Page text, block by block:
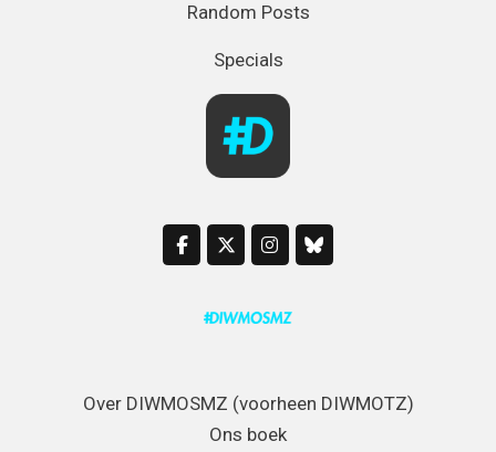
Random Posts
Specials
Over DIWMOSMZ (voorheen DIWMOTZ)
Ons boek